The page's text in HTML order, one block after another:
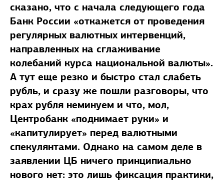
сказано, что с начала следующего года
Банк России «откажется от проведения
регулярных валютных интервенций,
направленных на сглаживание
колебаний курса национальной валюты».
А тут еще резко и быстро стал слабеть
рубль, и сразу же пошли разговоры, что
крах рубля неминуем и что, мол,
Центробанк «поднимает руки» и
«капитулирует» перед валютными
спекулянтами. Однако на самом деле в
заявлении ЦБ ничего принципиально
нового нет: это лишь фиксация практики,